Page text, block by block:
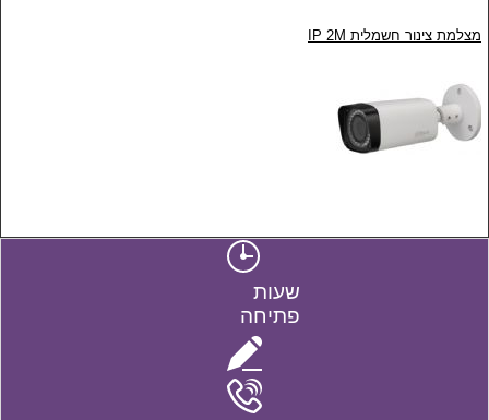
מצלמת צינור חשמלית IP 2M
שעות
פתיחה